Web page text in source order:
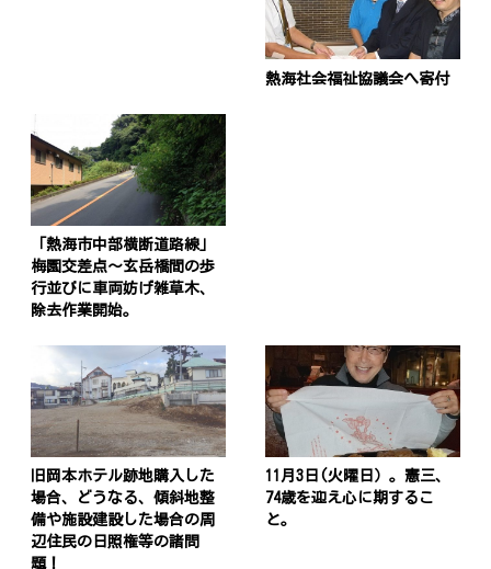
熱海社会福祉協議会へ寄付
「熱海市中部横断道路線」
梅園交差点〜玄岳橋間の歩
行並びに車両妨げ雑草木、
除去作業開始。
旧岡本ホテル跡地購入した
場合、どうなる、傾斜地整
備や施設建設した場合の周
辺住民の日照権等の諸問
題！
11月3日(火曜日）。憲三、
74歳を迎え心に期するこ
と。